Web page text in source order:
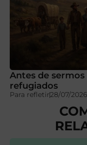
Antes de
refugiados
Para refletir28/07/2026